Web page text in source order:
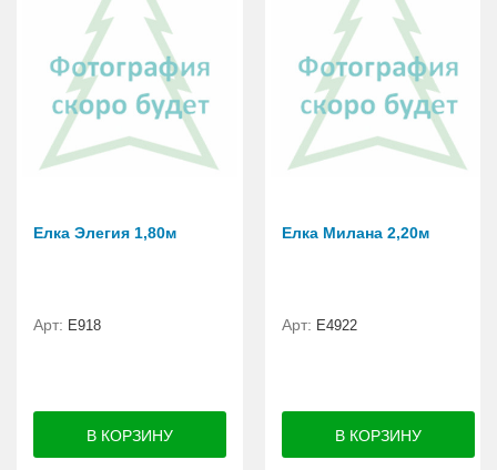
Елка Элегия 1,80м
Арт: E918
Елка Милана 2,20м
Арт: Е4922